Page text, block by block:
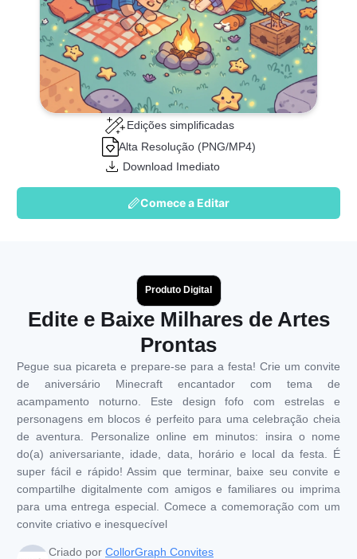
Edições simplificadas
Alta Resolução (PNG/MP4)
Download Imediato
Comece a Editar
Produto Digital
Edite e Baixe Milhares de Artes
Prontas
Pegue sua picareta e prepare-se para a festa! Crie um convite
de aniversário Minecraft encantador com tema de
acampamento noturno. Este design fofo com estrelas e
personagens em blocos é perfeito para uma celebração cheia
de aventura. Personalize online em minutos: insira o nome
do(a) aniversariante, idade, data, horário e local da festa. É
super fácil e rápido! Assim que terminar, baixe seu convite e
compartilhe digitalmente com amigos e familiares ou imprima
para uma entrega especial. Comece a comemoração com um
convite criativo e inesquecível
Criado por CollorGraph Convites